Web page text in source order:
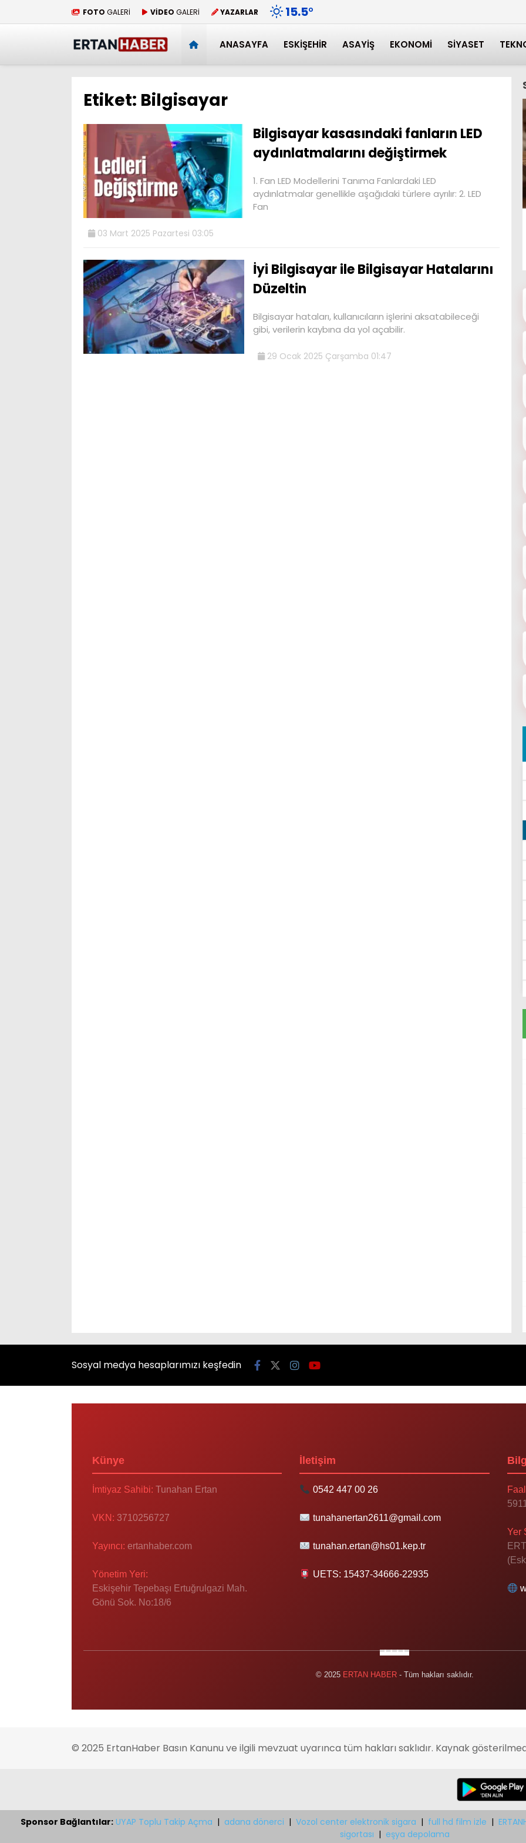
FOTO GALERİ VİDEO GALERİ YAZARLAR 15.5°
ANASAYFA ESKIŞEHIR ASAYIŞ EKONOMI SIYASET
Etiket: Bilgisayar
Bilgisayar kasasındaki fanların LED
aydınlatmalarını değiştirmek
1. Fan LED Modellerini Tanıma Fanlardaki LED
aydınlatmalar genellikle aşağıdaki türlere ayrılır: 2. LED
Fan
03 Mart 2025 Pazartesi 03:05
İyi Bilgisayar ile Bilgisayar Hatalarını
Düzeltin
Bilgisayar hataları, kullanıcıların işlerini aksatabileceği
gibi, verilerin kaybına da yol açabilir.
29 Ocak 2025 Çarşamba 01:47
Sosyal medya hesaplarımızı keşfedin
Künye
İmtiyaz Sahibi: Tunahan Ertan
VKN: 3710256727
Yayıncı: ertanhaber.com
Yönetim Yeri:
Eskişehir Tepebaşı Ertuğrulgazi Mah.
Gönü Sok. No:18/6
İletişim
0542 447 00 26
tunahanertan2611@gmail.com
tunahan.ertan@hs01.kep.tr
UETS: 15437-34666-22935
Yer
© 2025 ERTAN HABER- Tüm hakları saklıdır.
© 2025 ErtanHaber Basın Kanunu ve ilgili mevzuat uyarınca tüm hakları saklıdır. Kaynak
Sponsor Bağlantılar: UYAP Toplu Takip Açma | adana dönerci | Vozol center elektronik sigara | full hd film izle |
sigortası | eşya depolama